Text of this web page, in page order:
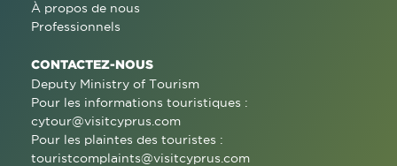
À propos de nous
Professionnels
CONTACTEZ-NOUS
Deputy Ministry of Tourism
Pour les informations touristiques :
cytour@visitcyprus.com
Pour les plaintes des touristes :
touristcomplaints@visitcyprus.com